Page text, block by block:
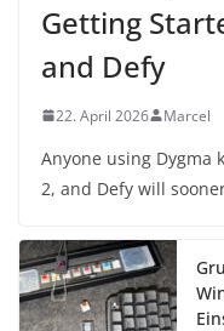
Getting
and Defy
22. April 2026 Marcel
Anyone using Dygma
2, and Defy will